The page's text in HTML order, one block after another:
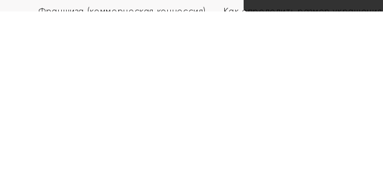
Франшиза (коммерческая концессия)
Как определить размер украшения